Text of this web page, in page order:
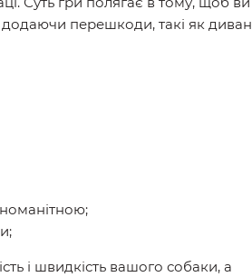
додаючи перешкоди, такі як
і швидкість вашого собаки, а